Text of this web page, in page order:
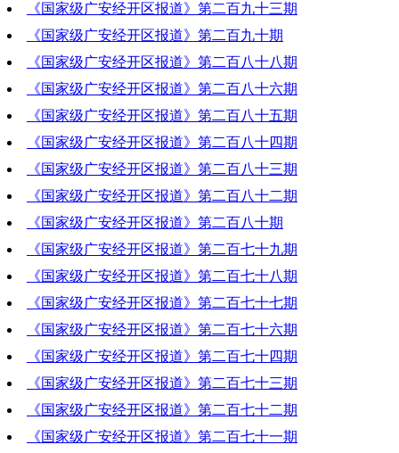
2024-10-31 19:05:06
《国家级广安经开区报道》第二百九十三期
2024-10-17 19:26:35
《国家级广安经开区报道》第二百九十期
2024-09-26 20:08:59
《国家级广安经开区报道》第二百八十八期
2024-09-12 18:19:10
《国家级广安经开区报道》第二百八十六期
2024-08-29 18:04:44
《国家级广安经开区报道》第二百八十五期
2024-08-22 21:50:49
《国家级广安经开区报道》第二百八十四期
2024-08-15 18:43:27
《国家级广安经开区报道》第二百八十三期
2024-08-08 19:52:00
《国家级广安经开区报道》第二百八十二期
2024-08-01 19:03:58
《国家级广安经开区报道》第二百八十期
2024-07-18 20:03:45
《国家级广安经开区报道》第二百七十九期
2024-07-11 19:49:00
《国家级广安经开区报道》第二百七十八期
2024-07-04 18:45:57
《国家级广安经开区报道》第二百七十七期
2024-06-27 19:20:45
《国家级广安经开区报道》第二百七十六期
2024-06-20 18:51:18
《国家级广安经开区报道》第二百七十四期
2024-06-06 19:22:52
《国家级广安经开区报道》第二百七十三期
2024-05-30 19:12:24
《国家级广安经开区报道》第二百七十二期
2024-05-23 18:53:43
《国家级广安经开区报道》第二百七十一期